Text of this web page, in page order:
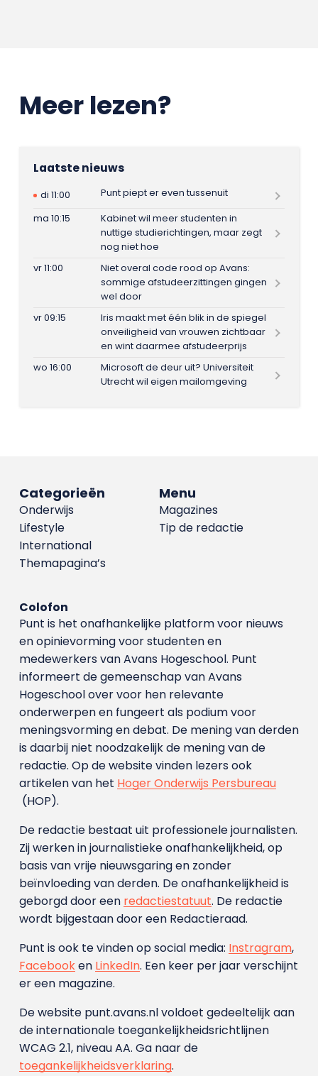
Meer lezen?
Laatste nieuws
di 11:00
Punt piept er even tussenuit
ma 10:15
Kabinet wil meer studenten in
nuttige studierichtingen, maar zegt
nog niet hoe
vr 11:00
Niet overal code rood op Avans:
sommige afstudeerzittingen gingen
wel door
vr 09:15
Iris maakt met één blik in de spiegel
onveiligheid van vrouwen zichtbaar
en wint daarmee afstudeerprijs
wo 16:00
Microsoft de deur uit? Universiteit
Utrecht wil eigen mailomgeving
Menu
Magazines
Tip de redactie
Categorieën
Onderwijs
Lifestyle
International
Themapagina’s
Colofon
Punt is het onafhankelijke platform voor nieuws
en opinievorming voor studenten en
medewerkers van Avans Hoge­school. Punt
informeert de gemeenschap van Avans
Hogeschool over voor hen relevante
onderwerpen en fungeert als podium voor
meningsvorming en debat. De mening van derden
is daarbij niet noodzakelijk de mening van de
redactie. Op de website vinden lezers ook
artikelen van het Hoger Onderwijs Persbureau
(HOP).
De redactie bestaat uit professionele journalisten.
Zij werken in journalistieke onafhankelijkheid, op
basis van vrije nieuwsgaring en zonder
beïnvloeding van derden. De onafhankelijkheid is
geborgd door een redactiestatuut. De redactie
wordt bijgestaan door een Redactieraad.
Punt is ook te vinden op social media: Instragram,
Facebooken LinkedIn. Een keer per jaar verschijnt
er een magazine.
De website punt.avans.nl voldoet gedeeltelijk aan
de internationale toegankelijkheidsrichtlijnen
WCAG 2.1, niveau AA. Ga naar de
toegankelijkheidsverklaring.